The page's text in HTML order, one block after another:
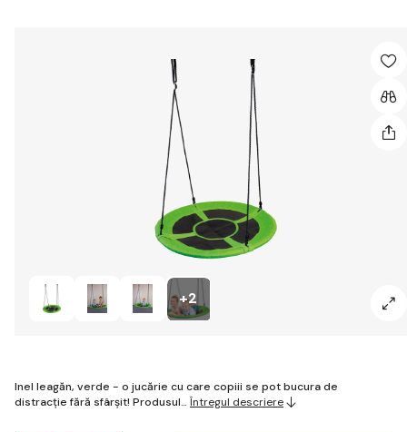
+2
Inel leagăn, verde - o jucărie cu care copiii se pot bucura de
distracție fără sfârșit! Produsul… Întregul descriere